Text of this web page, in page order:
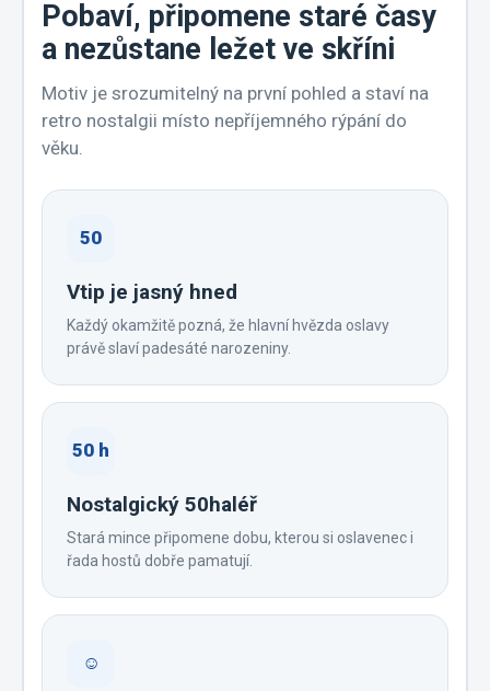
Pobaví, připomene staré časy
a nezůstane ležet ve skříni
Motiv je srozumitelný na první pohled a staví na
retro nostalgii místo nepříjemného rýpání do
věku.
50
Vtip je jasný hned
Každý okamžitě pozná, že hlavní hvězda oslavy
právě slaví padesáté narozeniny.
50 h
Nostalgický 50haléř
Stará mince připomene dobu, kterou si oslavenec i
řada hostů dobře pamatují.
☺